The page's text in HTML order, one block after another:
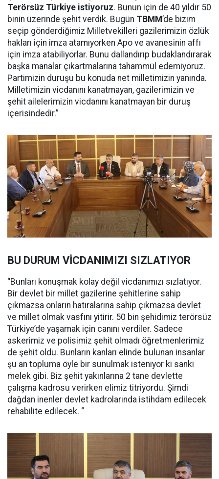
Terörsüz Türkiye istiyoruz. Bunun için de 40 yıldır 50
binin üzerinde şehit verdik. Bugün TBMM’de bizim
seçip gönderdiğimiz Milletvekilleri gazilerimizin özlük
hakları için imza atamıyorken Apo ve avanesinin affı
için imza atabiliyorlar. Bunu dallandırıp budaklandırarak
başka manalar çıkartmalarına tahammül edemiyoruz.
Partimizin duruşu bu konuda net milletimizin yanında.
Milletimizin vicdanını kanatmayan, gazilerimizin ve
şehit ailelerimizin vicdanını kanatmayan bir duruş
içerisindedir.”
BU DURUM VİCDANIMIZI SIZLATIYOR
“Bunları konuşmak kolay değil vicdanımızı sızlatıyor.
Bir devlet bir millet gazilerine şehitlerine sahip
çıkmazsa onların hatıralarına sahip çıkmazsa devlet
ve millet olmak vasfını yitirir. 50 bin şehidimiz terörsüz
Türkiye’de yaşamak için canını verdiler. Sadece
askerimiz ve polisimiz şehit olmadı öğretmenlerimiz
de şehit oldu. Bunların kanları elinde bulunan insanlar
şu an topluma öyle bir sunulmak isteniyor ki sanki
melek gibi. Biz şehit yakınlarına 2 tane devlette
çalışma kadrosu verirken elimiz titriyordu. Şimdi
dağdan inenler devlet kadrolarında istihdam edilecek
rehabilite edilecek. “